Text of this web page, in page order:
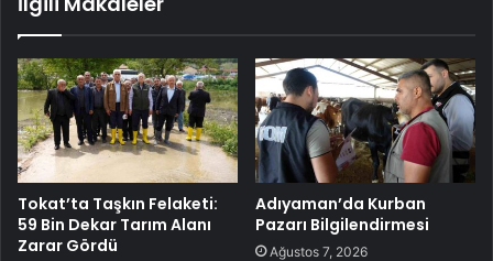
Tokat’ta Taşkın Felaketi:
59 Bin Dekar Tarım Alanı
Zarar Gördü
Adıyaman’da Kurban
Pazarı Bilgilendirmesi
Ağustos 7, 2026